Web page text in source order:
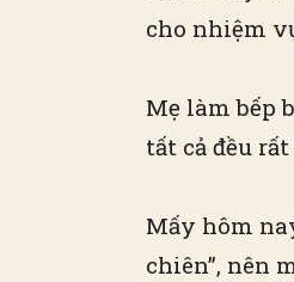
cho nhiệm
Mẹ làm bếp
tất cả đều rất
Mấy hôm
chiên”, nên